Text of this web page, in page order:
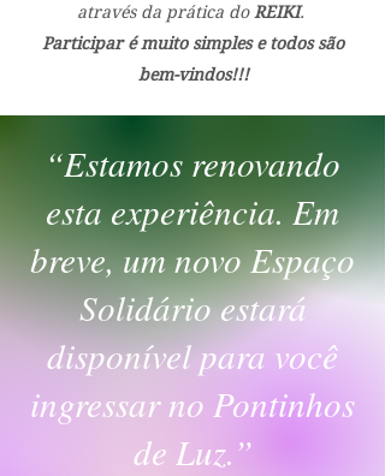
através da prática doREIKI.
Participar é muito simples e todos são
bem-vindos!!!
“Estamos renovando
esta experiência. Em
breve, um novo Espaço
Solidário estará
disponível para você
ingressar no Pontinhos
de Luz.”